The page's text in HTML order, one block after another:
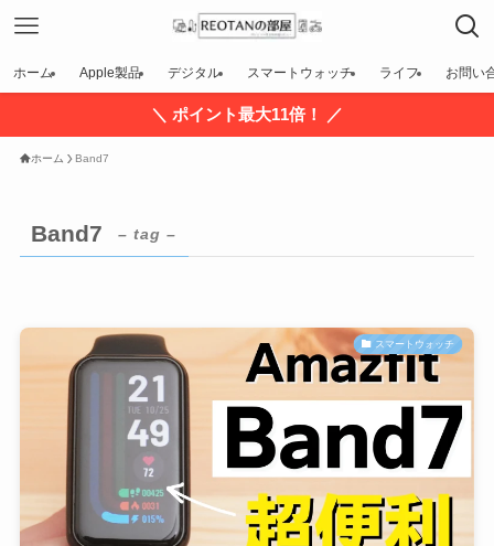
ホーム Apple製品 デジタル スマートウォッチ ライフ お問い
＼ ポイント最大11倍！ ／
ホーム Band7
Band7 – tag –
スマートウォッチ